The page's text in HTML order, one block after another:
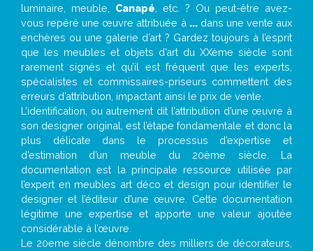
luminaire, meuble, Canapé , etc. ? Ou peut-être avez-
vous repéré une œuvre attribuée à ...dans une vente aux
enchères ou une galerie d’art ? Gardez toujours à l’esprit
que les meubles et objets d’art du XXème siècle sont
rarement signés et qu’il est fréquent que les experts,
spécialistes et commissaires-priseurs commettent des
erreurs d’attribution, impactant ainsi le prix de vente.
L’identification, ou autrement dit l’attribution d’une œuvre à
son designer original, est l’étape fondamentale et donc la
plus délicate dans le processus d’expertise et
d’estimation d’un meuble du 20ème siècle. La
documentation est la principale ressource utilisée par
l’expert en meubles art déco et design pour identifier le
designer et l’éditeur d’une œuvre. Cette documentation
légitime une expertise et apporte une valeur ajoutée
considérable à l’œuvre.
Le 20eme siècle dénombre des milliers de décorateurs,